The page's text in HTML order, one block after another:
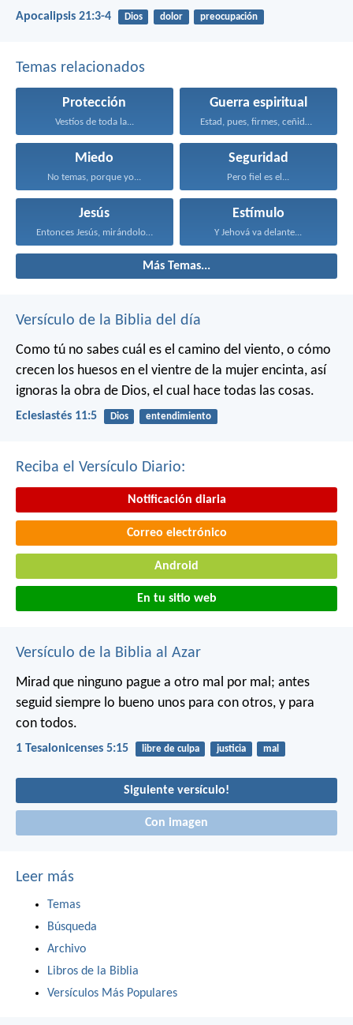
Apocalipsis 21:3-4 Dios dolor preocupación
Temas relacionados
Protección
Vestíos de toda la...
Guerra espiritual
Estad, pues, firmes, ceñidos...
Miedo
No temas, porque yo...
Seguridad
Pero fiel es el...
Jesús
Entonces Jesús, mirándolos, dijo...
Estímulo
Y Jehová va delante...
Más Temas...
Versículo de la Biblia del día
Como tú no sabes cuál es el camino del viento, o cómo
crecen los huesos en el vientre de la mujer encinta, así
ignoras la obra de Dios, el cual hace todas las cosas.
Eclesiastés 11:5 Dios entendimiento
Reciba el Versículo Diario:
Notificación diaria
Correo electrónico
Android
En tu sitio web
Versículo de la Biblia al Azar
Mirad que ninguno pague a otro mal por mal; antes
seguid siempre lo bueno unos para con otros, y para
con todos.
1 Tesalonicenses 5:15 libre de culpa justicia mal
Siguiente versículo!
Con imagen
Leer más
Temas
Búsqueda
Archivo
Libros de la Biblia
Versículos Más Populares